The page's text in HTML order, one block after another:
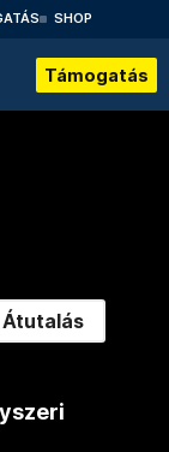
SHOP
Támogatás
Átutalás